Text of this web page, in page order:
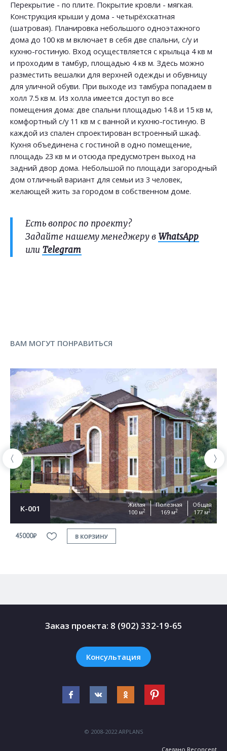
Перекрытие - по плите. Покрытие кровли - мягкая.
Конструкция крыши у дома - четырёхскатная
(шатровая). Планировка небольшого одноэтажного
дома до 100 кв м включает в себя две спальни, с/у и
кухню-гостиную. Вход осуществляется с крыльца 4 кв м
и проходим в тамбур, площадью 4 кв м. Здесь можно
разместить вешалки для верхней одежды и обувницу
для уличной обуви. При выходе из тамбура попадаем в
холл 7.5 кв м. Из холла имеется доступ во все
помещения дома: две спальни площадью 14.8 и 15 кв м,
комфортный с/у 11 кв м с ванной и кухню-гостиную. В
каждой из спален спроектирован встроенный шкаф.
Кухня объединена с гостиной в одно помещение,
площадь 23 кв м и отсюда предусмотрен выход на
задний двор дома. Небольшой по площади загородный
дом отличный вариант для семьи из 3 человек,
желающей жить за городом в собственном доме.
Есть вопрос по проекту?
Задайте нашему менеджеру в WhatsApp
или Telegram
ВАМ МОГУТ ПОНРАВИТЬСЯ
К-001
Жилая
100 м2
Полезная
169 м2
Общая
177 м2
45000₽ В КОРЗИНУ
Заказ проекта: 8 (902) 332-19-65
Консультация
© 2008-2022 ARPLANS
Сделано Reconcept